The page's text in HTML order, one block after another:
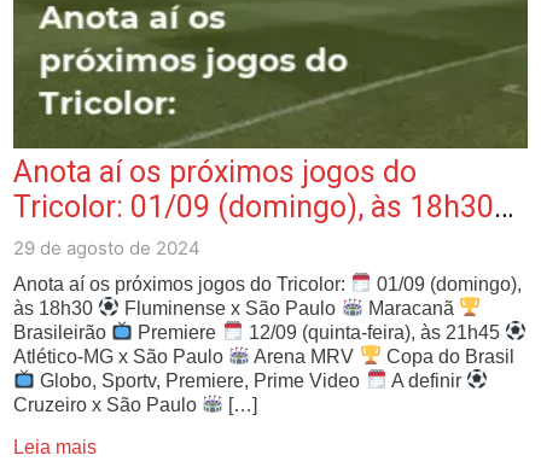
Anota aí os próximos jogos do
Tricolor: 01/09 (domingo), às 18h30
Fluminense …
29 de agosto de 2024
Anota aí os próximos jogos do Tricolor:
01/09 (domingo),
às 18h30
Fluminense x São Paulo
Maracanã
Brasileirão
Premiere
12/09 (quinta-feira), às 21h45
Atlético-MG x São Paulo
Arena MRV
Copa do Brasil
Globo, Sportv, Premiere, Prime Video
A definir
Cruzeiro x São Paulo
[…]
Leia mais